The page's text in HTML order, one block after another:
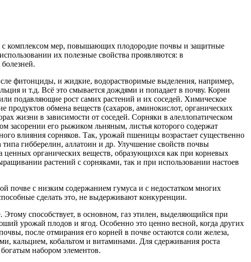
с комплексом мер, повышающих плодородие почвы и защитные
их полезные свойства проявляются: в
фитонциды, и жидкие, водорастворимые выделения, например,
и т.д. Всё это смывается дождями и попадает в почву. Корни
подавляющие рост самих растений и их соседей. Химическое
продуктов обмена веществ (сахаров, аминокислот, органических
жизни в зависимости от соседей. Сорняки в алеллопатическом
засорении его рыжиком льняным, листья которого содержат
влияния сорняков. Так, урожай пшеницы возрастает существенно
гибберелин, аллатоин и др. Улучшение свойств почвы
ценных органических веществ, образующихся как при корневых
растений с сорняками, так и при использовании настоев
почве с низким содержанием гумуса и с недостатком многих
сделать это, не выдерживают конкуренции.
способствует, в основном, газ этилен, выделяющийся при
урожай плодов и ягод. Особенно это ценно весной, когда других
после отмирания его корней в почве остаются соли железа,
кальцием, кобальтом и витаминами. Для сдерживания роста
набором элементов.